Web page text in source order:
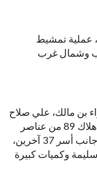
عملية تمشيط
وشمال غرب
بن مالك، علي صلاح
الدين، إن العملية أسفرت عن هلاك 89 من عناصر
المليشيا ومرتزقة أجانب، إلى جانب أسر 37 آخرين،
سليمة وكميات كبيرة